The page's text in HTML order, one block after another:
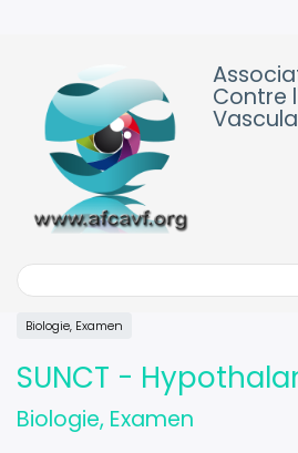
Contre
Search
Search
Biologie, Examen
SUNCT -
Biologie, Examen